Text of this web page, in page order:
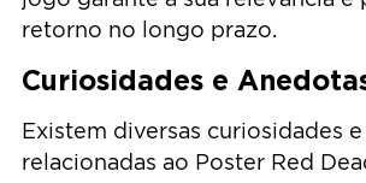
retorno no longo prazo.
Curiosidades e
Existem diversas curiosidades
relacionadas ao Poster Red